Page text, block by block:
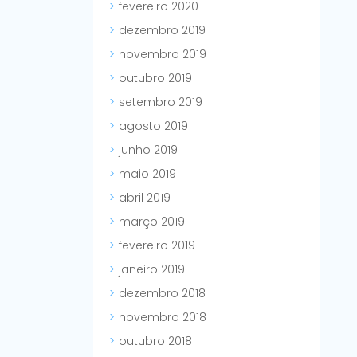
fevereiro 2020
dezembro 2019
novembro 2019
outubro 2019
setembro 2019
agosto 2019
junho 2019
maio 2019
abril 2019
março 2019
fevereiro 2019
janeiro 2019
dezembro 2018
novembro 2018
outubro 2018